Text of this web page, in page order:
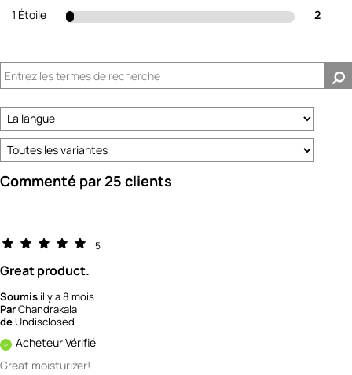
1 Étoile
2
Commenté par 25 clients
5
Great product.
Soumis il y a 8 mois
ParChandrakala
deUndisclosed
Acheteur Vérifié
Great moisturizer!